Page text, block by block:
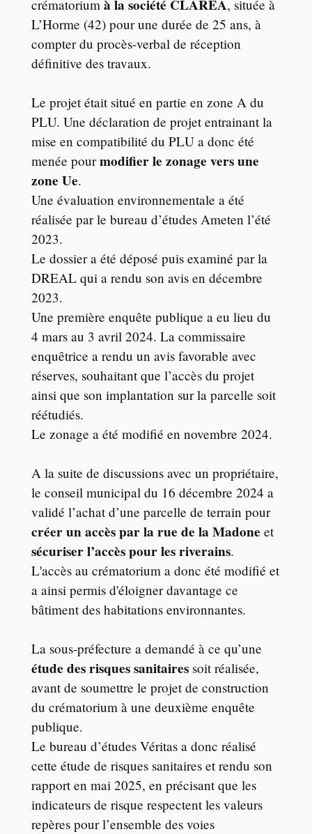
crématorium à la société CLAREA, située à
L’Horme (42) pour une durée de 25 ans, à
compter du procès-verbal de réception
définitive des travaux.
Le projet était situé en partie en zone A du
PLU. Une déclaration de projet entrainant la
mise en compatibilité du PLU a donc été
menée pourmodifier le zonage vers une
zone Ue.
Une évaluation environnementale a été
réalisée par le bureau d’études Ameten l’été
2023.
Le dossier a été déposé puis examiné par la
DREAL qui a rendu son avis en décembre
2023.
Une première enquête publique a eu lieu du
4 mars au 3 avril 2024. La commissaire
enquêtrice a rendu un avis favorable avec
réserves, souhaitant que l’accès du projet
ainsi que son implantation sur la parcelle soit
réétudiés.
Le zonage a été modifié en novembre 2024.
A la suite de discussions avec un propriétaire,
le conseil municipal du 16 décembre 2024 a
validé l’achat d’une parcelle de terrain pour
créer un accès par la rue de la Madone et
sécuriser l’accès pour les riverains.
L'accès au crématorium a donc été modifié et
a ainsi permis d'éloigner davantage ce
bâtiment des habitations environnantes.
La sous-préfecture a demandé à ce qu’une
étude des risques sanitaires soit réalisée,
avant de soumettre le projet de construction
du crématorium à une deuxième enquête
publique.
Le bureau d’études Véritas a donc réalisé
cette étude de risques sanitaires et rendu son
rapport en mai 2025, en précisant que les
indicateurs de risque respectent les valeurs
repères pour l’ensemble des voies